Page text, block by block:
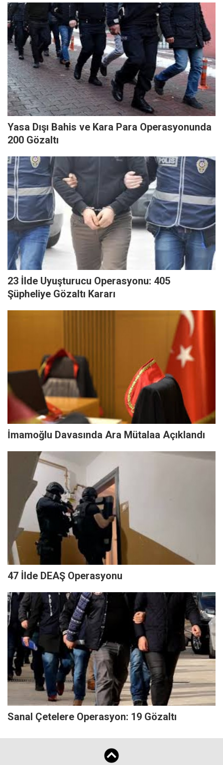
Yasa Dışı Bahis ve Kara Para Operasyonunda
200 Gözaltı
23 İlde Uyuşturucu Operasyonu: 405
Şüpheliye Gözaltı Kararı
İmamoğlu Davasında Ara Mütalaa Açıklandı
47 İlde DEAŞ Operasyonu
Sanal Çetelere Operasyon: 19 Gözaltı